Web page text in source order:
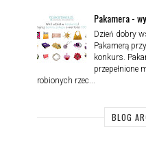
Pakamera -
Dzień dobry
Pakamerą
konkurs.
przepełnione
robionych rzec...
BLOG